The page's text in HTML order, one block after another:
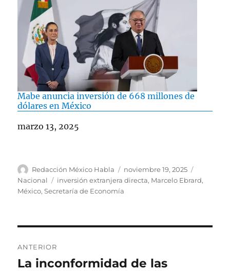
Mabe anuncia inversión de 668 millones de
dólares en México
Fecha
marzo 13, 2025
A
u
t
Redacción México Habla
P
u
b
e
noviembre 19, 2025
a
Nacional
E
t
s
inversión extranjera directa, Marcelo Ebrard,
México,Secretaría de Economía
a
ANTERIOR
ELa inconformidad de las